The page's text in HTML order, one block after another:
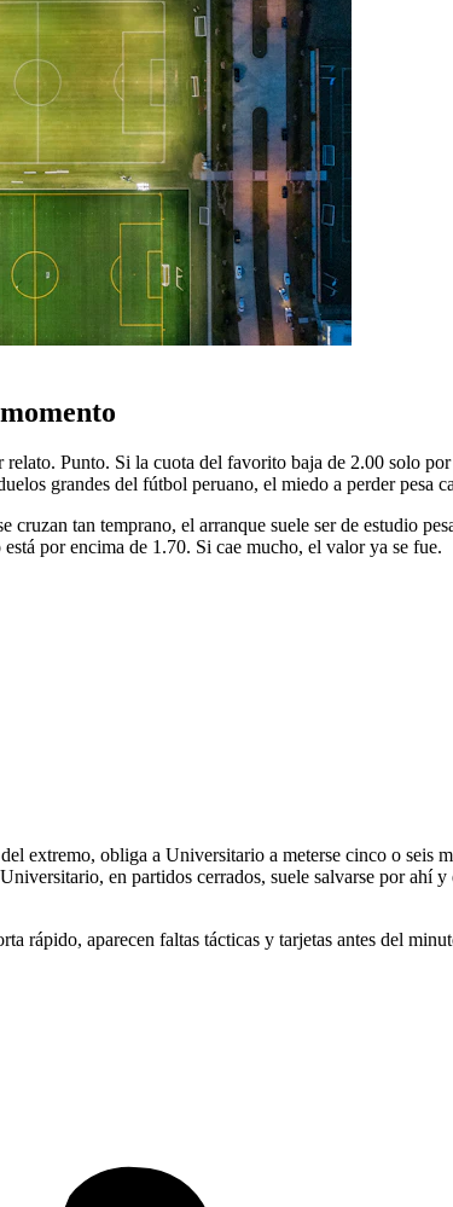
Punto. Si la cuota del favorito baja de 2.00 solo
grandes del fútbol peruano, el miedo a perder pesa
cruzan tan temprano, el arranque suele ser de estudio
por encima de 1.70. Si cae mucho, el valor ya se fue.
extremo, obliga a Universitario a meterse cinco o seis
en partidos cerrados, suele salvarse por ahí
rápido, aparecen faltas tácticas y tarjetas antes del